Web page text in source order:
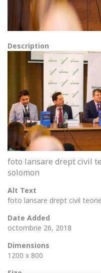
Description
foto lansare drept civil
solomon
Alt Text
foto lansare drept civil
Date Added
octombrie 26, 2018
Dimensions
1200 x 800